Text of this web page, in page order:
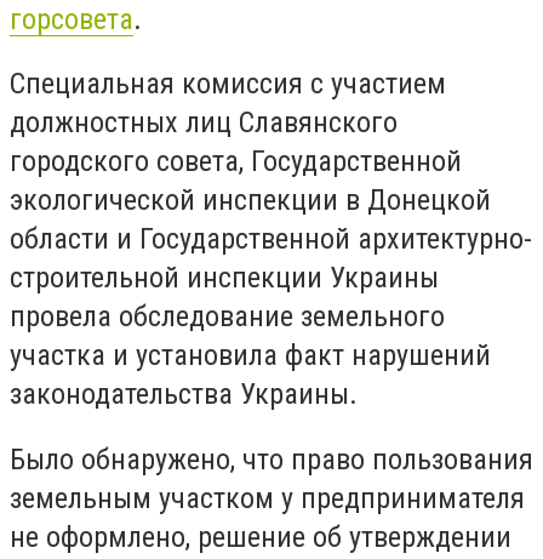
горсовета.
Специальная комиссия с участием
должностных лиц Славянского
городского совета, Государственной
экологической инспекции в Донецкой
области и Государственной архитектурно-
строительной инспекции Украины
провела обследование земельного
участка и установила факт нарушений
законодательства Украины.
Было обнаружено, что право пользования
земельным участком у предпринимателя
не оформлено, решение об утверждении